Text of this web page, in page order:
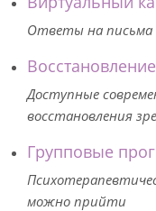
Ответы на письма
Доступные
восстановления
Групповые
можно прийти